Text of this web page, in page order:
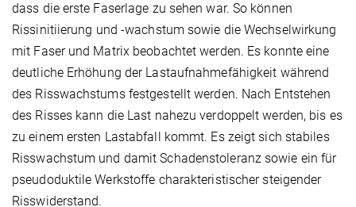
dass die erste Faserlage zu sehen war. So können
Rissinitiierung und -wachstum sowie die Wechselwirkung
mit Faser und Matrix beobachtet werden. Es konnte eine
deutliche Erhöhung der Lastaufnahmefähigkeit während
des Risswachstums festgestellt werden. Nach Entstehen
des Risses kann die Last nahezu verdoppelt werden, bis es
zu einem ersten Lastabfall kommt. Es zeigt sich stabiles
Risswachstum und damit Schadenstoleranz sowie ein für
pseudoduktile Werkstoffe charakteristischer steigender
Risswiderstand.